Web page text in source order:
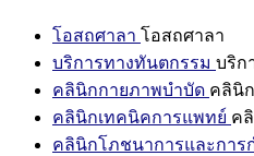
โอสถศาลา โอสถศาลา
บริการทางทันตกรรม บริก
คลินิกกายภาพบำบัด คลินิ
คลินิกเทคนิคการแพทย์ ค
คลินิกโภชนาการและการ